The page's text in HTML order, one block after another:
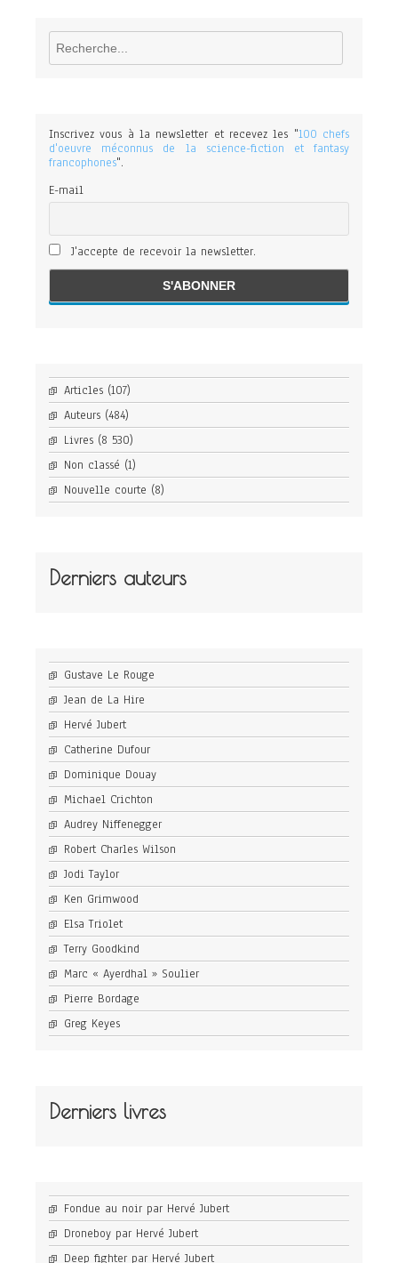
Rechercher
Inscrivez vous à la newsletter et recevez les "100 chefs
d'oeuvre méconnus de la science-fiction et fantasy
francophones".
E-mail
J'accepte de recevoir la newsletter.
Articles (107)
Auteurs (484)
Livres (8 530)
Non classé (1)
Nouvelle courte (8)
Derniers auteurs
Gustave Le Rouge
Jean de La Hire
Hervé Jubert
Catherine Dufour
Dominique Douay
Michael Crichton
Audrey Niffenegger
Robert Charles Wilson
Jodi Taylor
Ken Grimwood
Elsa Triolet
Terry Goodkind
Marc « Ayerdhal » Soulier
Pierre Bordage
Greg Keyes
Derniers livres
Fondue au noir par Hervé Jubert
Droneboy par Hervé Jubert
Deep fighter par Hervé Jubert